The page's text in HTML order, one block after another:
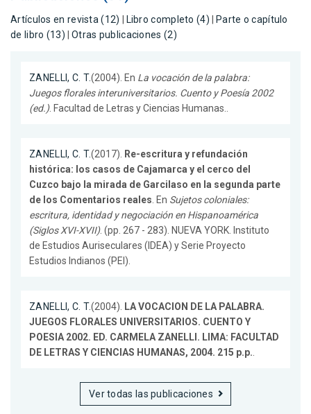
Artículos en revista (12) Libro completo (4)
Parte o capítulo
de libro (13)
Otras publicaciones (2)
ZANELLI, C. T.(2004). En La vocación de la palabra:
Juegos florales interuniversitarios. Cuento y Poesía 2002
(ed.). Facultad de Letras y Ciencias Humanas..
ZANELLI, C. T.(2017).
Re-escritura y refundación
histórica: los casos de Cajamarca y el cerco del
Cuzco bajo la mirada de Garcilaso en la segunda parte
de los Comentarios reales . En Sujetos coloniales:
escritura, identidad y negociación en Hispanoamérica
(Siglos XVI-XVII). (pp. 267 - 283). NUEVA YORK. Instituto
de Estudios Auriseculares (IDEA) y Serie Proyecto
Estudios Indianos (PEI).
ZANELLI, C. T.(2004).
LA VOCACION DE LA PALABRA.
JUEGOS FLORALES UNIVERSITARIOS. CUENTO Y
POESIA 2002. ED. CARMELA ZANELLI. LIMA: FACULTAD
DE LETRAS Y CIENCIAS HUMANAS, 2004. 215 p.p.
Ver todas las publicaciones